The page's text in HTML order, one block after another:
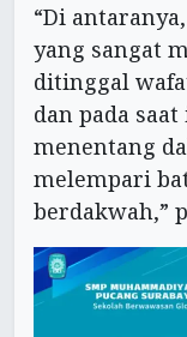
“Di
yang sangat
ditinggal
dan pada
menentang
melempari
berdakwah,”